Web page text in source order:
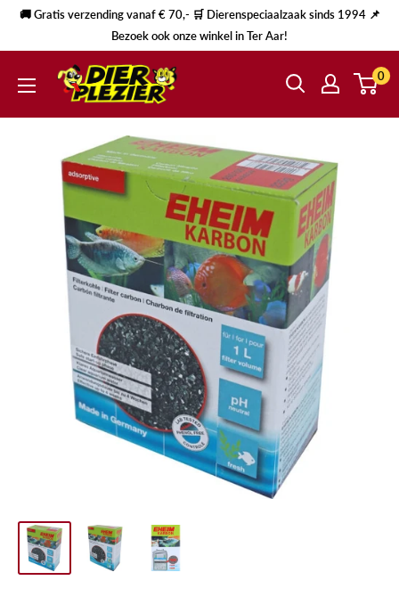
🚚 Gratis verzending vanaf € 70,- 🛒 Dierenspeciaalzaak sinds 1994 📌
Bezoek ook onze winkel in Ter Aar!
0